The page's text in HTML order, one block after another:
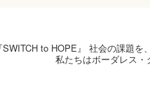
『SWITCH to HOPE』 社会の課題を
私たちはボーダレス・